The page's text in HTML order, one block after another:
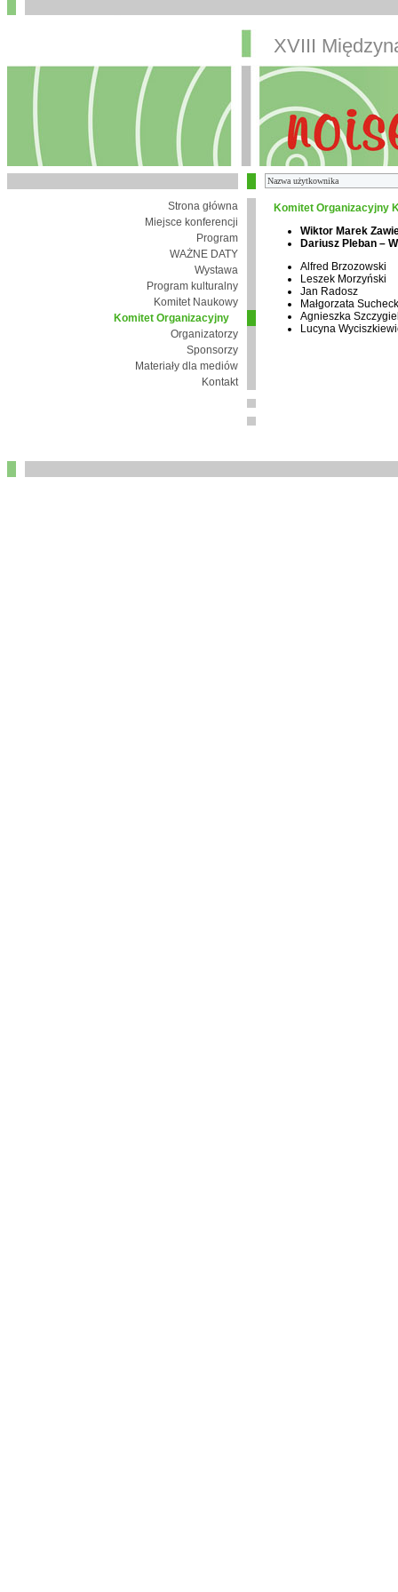
XVIII
Strona główna
Miejsce konferencji
Program
WAŻNE DATY
Wystawa
Program kulturalny
Komitet Naukowy
Komitet Organizacyjny
Organizatorzy
Sponsorzy
Materiały dla mediów
Kontakt
Komitet Organizacyjny
Wiktor Marek
Dariusz Pleban –
Alfred Brzozowski
Leszek Morzyński
Jan Radosz
Małgorzata
Agnieszka
Lucyna